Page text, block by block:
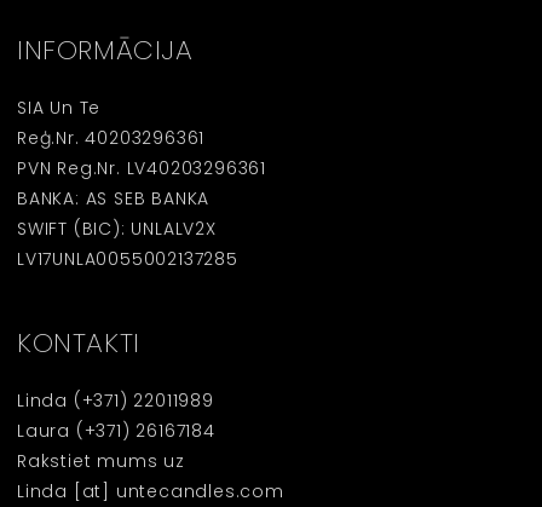
INFORMĀCIJA
SIA Un Te
Reģ.Nr. 40203296361
PVN Reg.Nr. LV40203296361
BANKA: AS SEB BANKA
SWIFT (BIC): UNLALV2X
LV17UNLA0055002137285
KONTAKTI
Linda (+371) 22011989
Laura (+371) 26167184
Rakstiet mums uz
Linda [at] untecandles.com